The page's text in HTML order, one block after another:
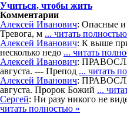
Учиться, чтобы жить
Комментарии
Алексей Иванович: Опасные и
Тревога, м ... читать
Алексей Иванович: К выше
несколько недо ... читать
Алексей Иванович:
августа. --- Препод ... читать
Алексей Иванович:
августа. Пророк Божий ...
Сергей: Ни разу никого не
читать полностью »